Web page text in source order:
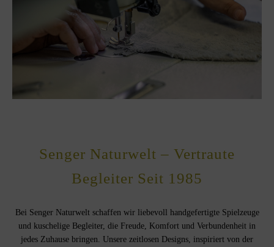
Senger Naturwelt – Vertraute
Begleiter Seit 1985
Bei Senger Naturwelt schaffen wir liebevoll handgefertigte Spielzeuge
und kuschelige Begleiter, die Freude, Komfort und Verbundenheit in
jedes Zuhause bringen. Unsere zeitlosen Designs, inspiriert von der